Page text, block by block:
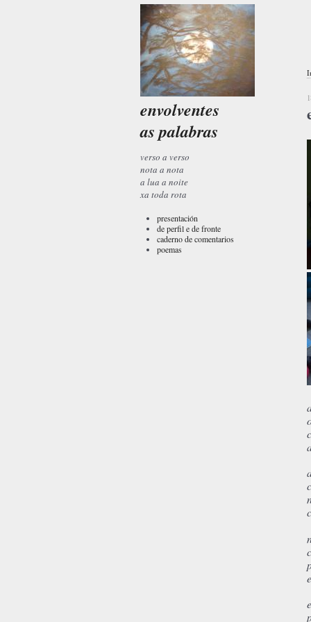
envolventes
as palabras
verso a verso
nota a nota
a lua a noite
xa toda rota
presentación
de perfil e de fronte
caderno de comentarios
poemas